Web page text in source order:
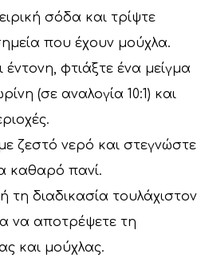
σόδα και τρίψτε
που έχουν μούχλα.
έντονη, φτιάξτε ένα μείγμα
(σε αναλογία 10:1) και
ζεστό νερό και στεγνώστε
καθαρό πανί.
τη διαδικασία τουλάχιστον
να αποτρέψετε τη
και μούχλας.